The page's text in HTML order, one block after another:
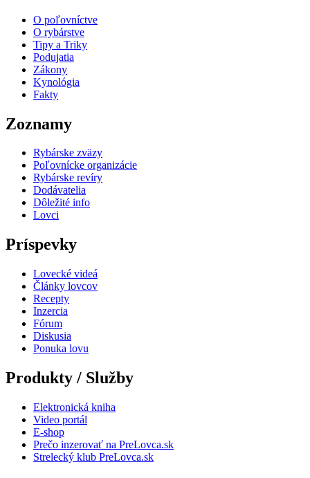
O poľovníctve
O rybárstve
Tipy a Triky
Podujatia
Zákony
Kynológia
Fakty
Zoznamy
Rybárske zväzy
Poľovnícke organizácie
Rybárske revíry
Dodávatelia
Dôležité info
Lovci
Príspevky
Lovecké videá
Články lovcov
Recepty
Inzercia
Fórum
Diskusia
Ponuka lovu
Produkty / Služby
Elektronická kniha
Video portál
E-shop
Prečo inzerovať na PreLovca.sk
Strelecký klub PreLovca.sk